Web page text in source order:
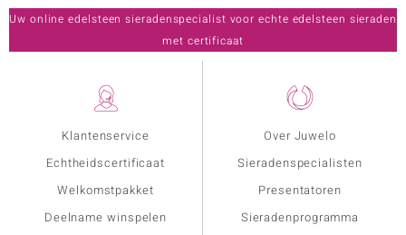
Klantenservice
Echtheidscertificaat
Welkomstpakket
Deelname winspelen
Over Juwelo
Sieradenspecialisten
Presentatoren
Sieradenprogramma
Uw online edelsteen sieradenspecialist voor echte edelsteen sieraden
met certificaat